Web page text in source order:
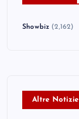
Showbiz (2,162)
Altre Notizie